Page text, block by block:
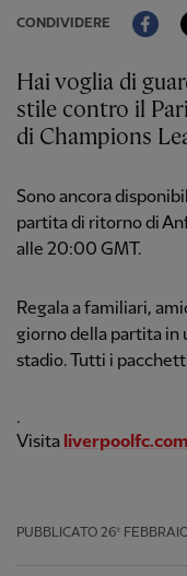
CONDIVIDERE
Hai voglia di
stile contro il
di Champions
Sono ancora
partita di ritorno di
alle 20:00 GMT.
Regala a familiari,
giorno della partita in
stadio. Tutti i
.
Visita
PUBBLICATO 26º